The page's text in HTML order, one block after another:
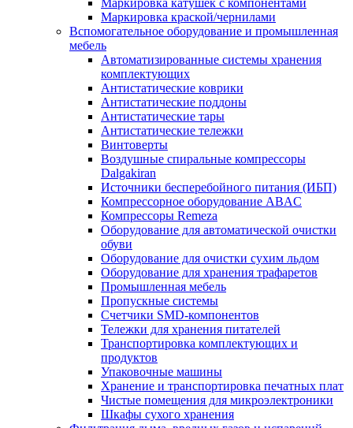
Маркировка катушек с компонентами
Маркировка краской/чернилами
Вспомогательное оборудование и промышленная
мебель
Автоматизированные системы хранения
комплектующих
Антистатические коврики
Антистатические поддоны
Антистатические тары
Антистатические тележки
Винтоверты
Воздушные спиральные компрессоры
Dalgakiran
Источники бесперебойного питания (ИБП)
Компрессорное оборудование ABAC
Компрессоры Remeza
Оборудование для автоматической очистки
обуви
Оборудование для очистки сухим льдом
Оборудование для хранения трафаретов
Промышленная мебель
Пропускные системы
Счетчики SMD-компонентов
Тележки для xранения питателей
Транспортировка комплектующих и
продуктов
Упаковочные машины
Хранение и транспортировка печатных плат
Чистые помещения для микроэлектроники
Шкафы сухого хранения